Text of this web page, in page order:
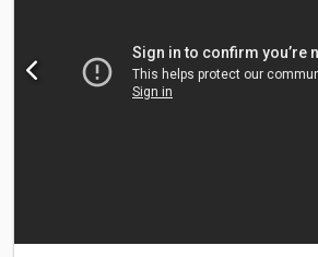
grandinės, suodžių filtras